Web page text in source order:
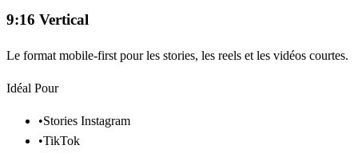
9:16 Vertical
Le format mobile-first pour les stories, les reels et les vidéos courtes.
Idéal Pour
•Stories Instagram
•TikTok